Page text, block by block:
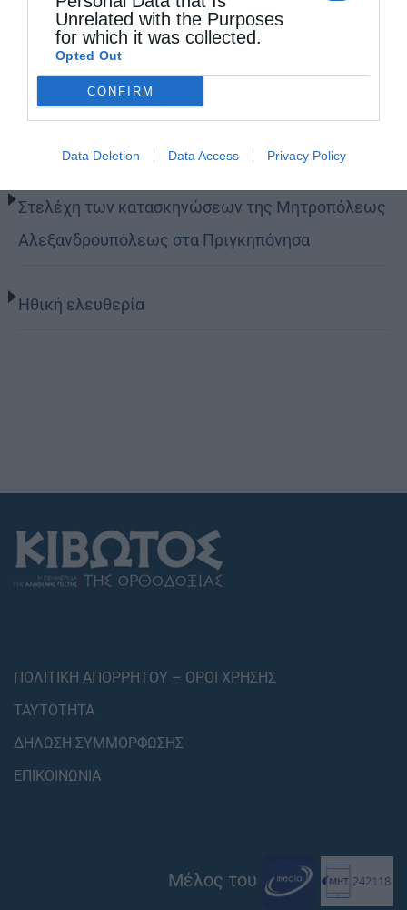
Unrelated with the Purposes
for which it was collected.
Opted Out
CONFIRM
Data Deletion Data Access Privacy Policy
Ο Ελληνικός Ερυθρός Σταυρός προτείνει 8
χρήσιμες οδηγίες για την ασφάλεια στο νερό
Στελέχη των κατασκηνώσεων της Μητροπόλεως
Αλεξανδρουπόλεως στα Πριγκηπόνησα
Ηθική ελευθερία
ΠΟΛΙΤΙΚΗ ΑΠΟΡΡΗΤΟΥ – ΟΡΟΙ ΧΡΗΣΗΣ
ΤΑΥΤΟΤΗΤΑ
ΔΗΛΩΣΗ ΣΥΜΜΟΡΦΩΣΗΣ
ΕΠΙΚΟΙΝΩΝΙΑ
Μέλος του